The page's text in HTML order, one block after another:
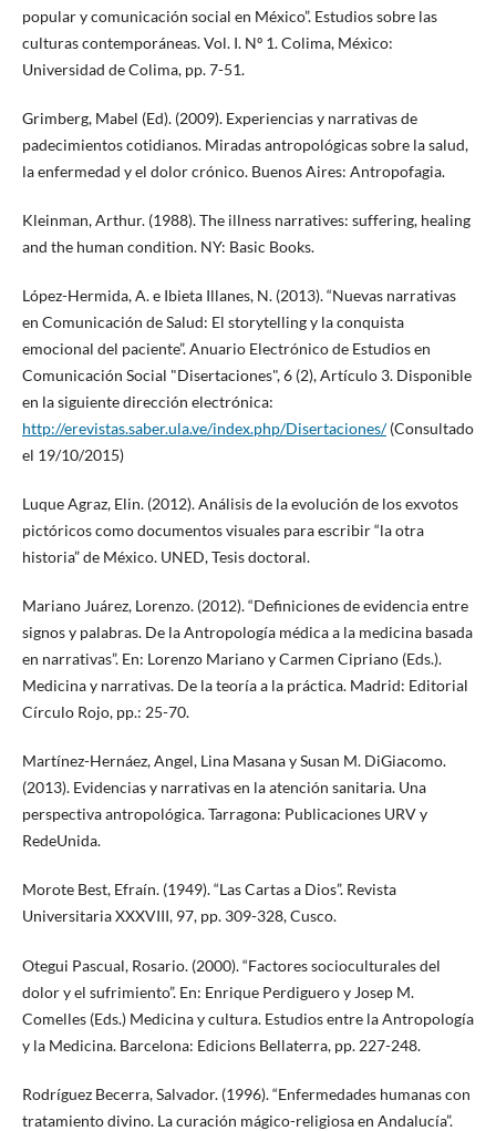
popular y comunicación social en México”. Estudios sobre las
culturas contemporáneas. Vol. I. Nº 1. Colima, México:
Universidad de Colima, pp. 7-51.
Grimberg, Mabel (Ed). (2009). Experiencias y narrativas de
padecimientos cotidianos. Miradas antropológicas sobre la salud,
la enfermedad y el dolor crónico. Buenos Aires: Antropofagia.
Kleinman, Arthur. (1988). The illness narratives: suffering, healing
and the human condition. NY: Basic Books.
López-Hermida, A. e Ibieta Illanes, N. (2013). “Nuevas narrativas
en Comunicación de Salud: El storytelling y la conquista
emocional del paciente”. Anuario Electrónico de Estudios en
Comunicación Social "Disertaciones", 6 (2), Artículo 3. Disponible
en la siguiente dirección electrónica:
http://erevistas.saber.ula.ve/index.php/Disertaciones/(Consultado
el 19/10/2015)
Luque Agraz, Elin. (2012). Análisis de la evolución de los exvotos
pictóricos como documentos visuales para escribir “la otra
historia” de México. UNED, Tesis doctoral.
Mariano Juárez, Lorenzo. (2012). “Definiciones de evidencia entre
signos y palabras. De la Antropología médica a la medicina basada
en narrativas”. En: Lorenzo Mariano y Carmen Cipriano (Eds.).
Medicina y narrativas. De la teoría a la práctica. Madrid: Editorial
Círculo Rojo, pp.: 25-70.
Martínez-Hernáez, Angel, Lina Masana y Susan M. DiGiacomo.
(2013). Evidencias y narrativas en la atención sanitaria. Una
perspectiva antropológica. Tarragona: Publicaciones URV y
RedeUnida.
Morote Best, Efraín. (1949). “Las Cartas a Dios”. Revista
Universitaria XXXVIII, 97, pp. 309-328, Cusco.
Otegui Pascual, Rosario. (2000). “Factores socioculturales del
dolor y el sufrimiento”. En: Enrique Perdiguero y Josep M.
Comelles (Eds.) Medicina y cultura. Estudios entre la Antropología
y la Medicina. Barcelona: Edicions Bellaterra, pp. 227-248.
Rodríguez Becerra, Salvador. (1996). “Enfermedades humanas con
tratamiento divino. La curación mágico-religiosa en Andalucía”.